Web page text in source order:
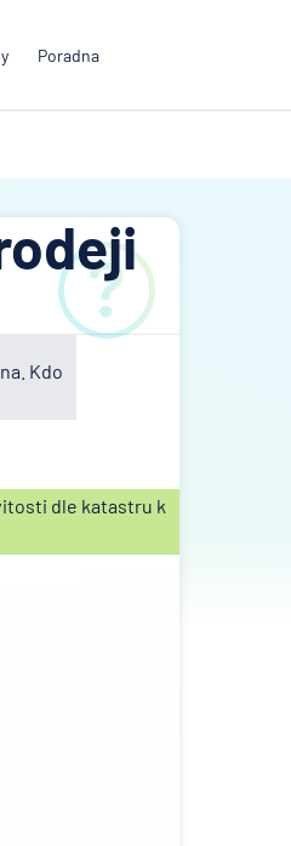
Poradna
Kdo
dle katastru k